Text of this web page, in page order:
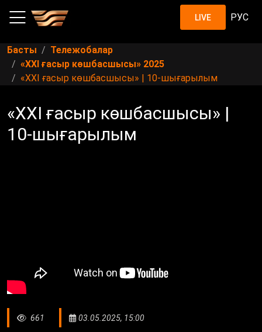
LIVE РУС
Басты
Тележобалар
«XXI ғасыр көшбасшысы» 2025
«XXI ғасыр көшбасшысы» | 10-шығарылым
«XXI ғасыр көшбасшысы» |
10-шығарылым
661 03.05.2025, 15:00